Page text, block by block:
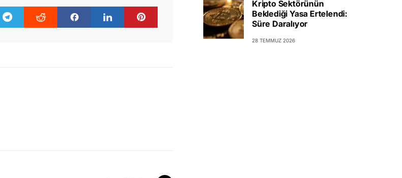
Kripto Sektörünün
Beklediği Yasa Ertelendi:
Süre Daralıyor
28 TEMMUZ 2026